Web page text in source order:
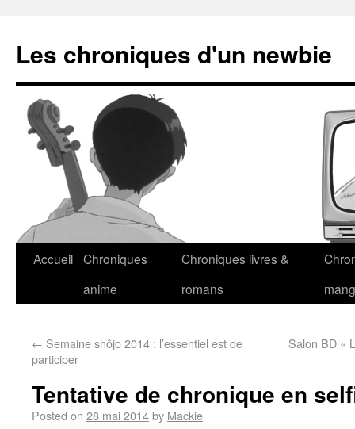
Les chroniques d'un newbie
Accueil Chroniques
anime
Chroniques livres &
romans
← Semaine shôjo 2014 : l’essentiel est de
participer
Salon BD «
Tentative de chronique en
Posted on 28 mai 2014by Mackie